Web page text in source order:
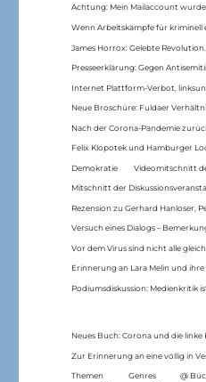
Achtung: Mein Mailaccount
Wenn Arbeitskämpfe für kriminell
James Horrox: Gelebte
Presseerklärung: Gegen
Internet Plattform-Verbot,
Neue Broschüre: Fuldaer
Nach der Corona-Pandemie
Felix Klopotek und Hamburger
Demokratie Videomitschnitt
Mitschnitt der
Rezension zu Gerhard Hanloser,
Versuch eines Dialogs –
Vor dem Virus sind nicht alle
Erinnerung an Lara Melin und
Podiumsdiskussion: Medienkritik
Neues Buch: Corona und die
Zur Erinnerung an eine völlig in
Themen Genres @